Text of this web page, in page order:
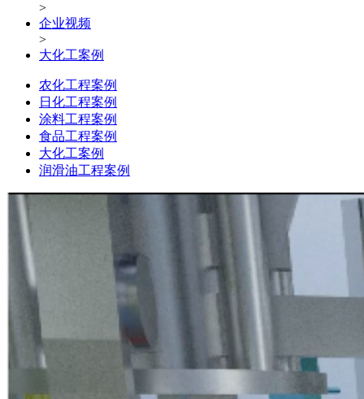
>
企业视频
>
大化工案例
农化工程案例
日化工程案例
涂料工程案例
食品工程案例
大化工案例
润滑油工程案例